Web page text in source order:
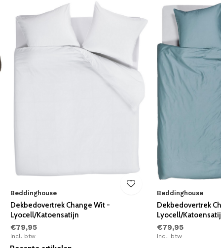
Beddinghouse
Dekbedovertrek Change Wit -
Lyocell/Katoensatijn
€79,95
Incl. btw
Beddinghouse
Dekbedovertrek
Lyocell/
€79,95
Incl. btw